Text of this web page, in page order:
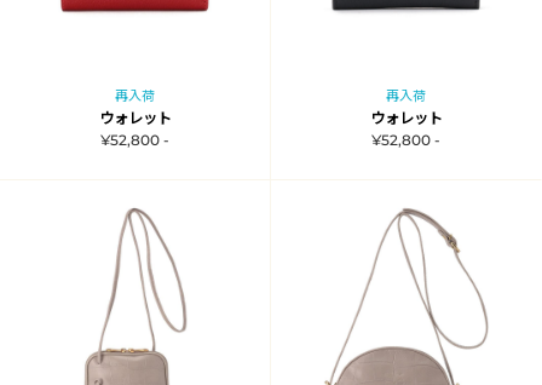
再入荷
ウォレット
¥52,800 -
再入荷
ウォレット
¥52,800 -